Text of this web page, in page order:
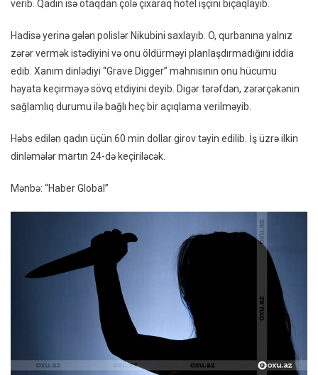
verib. Qadın isə otaqdan çölə çıxaraq hotel işçini bıçaqlayıb.
Hadisə yerinə gələn polislər Nikubini saxlayıb. O, qurbanına yalnız
zərər vermək istədiyini və onu öldürməyi planlaşdırmadığını iddia
edib. Xanım dinlədiyi “Grave Digger” mahnısının onu hücumu
həyata keçirməyə sövq etdiyini deyib. Digər tərəfdən, zərərçəkənin
sağlamlıq durumu ilə bağlı heç bir açıqlama verilməyib.
Həbs edilən qadın üçün 60 min dollar girov təyin edilib. İş üzrə ilkin
dinləmələr martın 24-də keçiriləcək.
Mənbə: “Haber Global”